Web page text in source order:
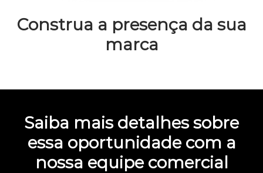
Construa a presença da sua
marca
Saiba mais detalhes sobre
essa oportunidade com a
nossa equipe comercial